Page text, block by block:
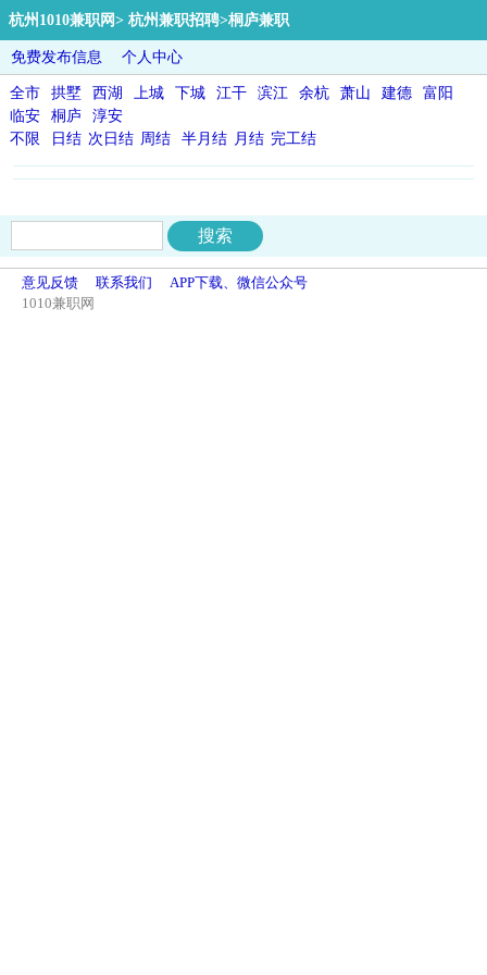
杭州1010兼职网> 杭州兼职招聘>桐庐兼职
免费发布信息 个人中心
全市 拱墅 西湖 上城 下城 江干 滨江 余杭 萧山 建德
富阳
临安
桐庐
淳安
不限
日结 次日结 周结 半月结 月结 完工结
意见反馈 联系我们
APP下载、微信公众号
1010兼职网